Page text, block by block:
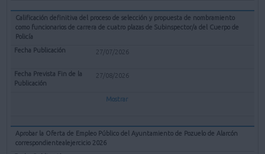
Calificación definitiva del proceso de selección y propuesta de nombramiento
como funcionarios de carrera de cuatro plazas de Subinspector/a del Cuerpo de
Policía
27/07/2026
27/08/2026
Mostrar
Aprobar la Oferta de Empleo Público del Ayuntamiento de Pozuelo de Alarcón
correspondientealejercicio 2026